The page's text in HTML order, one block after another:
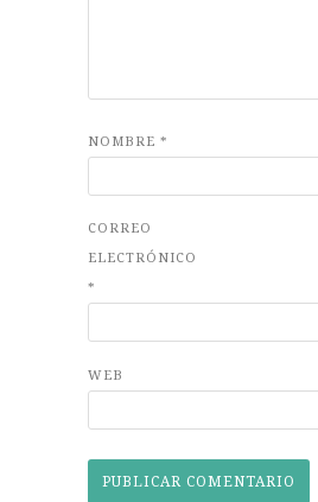
NOMBRE *
CORREO
ELECTRÓNICO
*
WEB